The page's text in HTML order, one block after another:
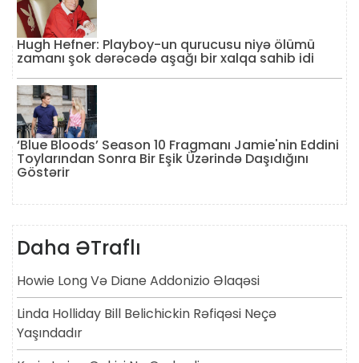
Hugh Hefner: Playboy-un qurucusu niyə ölümü
zamanı şok dərəcədə aşağı bir xalqa sahib idi
‘Blue Bloods’ Season 10 Fragmanı Jamie'nin Eddini
Toylarından Sonra Bir Eşik Üzərində Daşıdığını
Göstərir
Daha ƏTraflı
Howie Long Və Diane Addonizio Əlaqəsi
Linda Holliday Bill Belichickin Rəfiqəsi Neçə
Yaşındadır